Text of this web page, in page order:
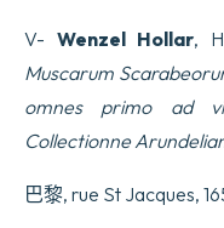
V- Wenzel Hollar,
Muscarum
omnes primo ad
Collectionne
巴黎, rue St Jacques,